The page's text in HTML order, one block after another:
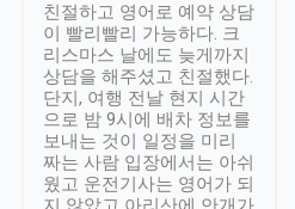
친절하고 영어로 예약 상담
이 빨리빨리 가능하다. 크
리스마스 날에도 늦게까지
상담을 해주셨고 친절했다.
단지, 여행 전날 현지 시간
으로 밤 9시에 배차 정보를
보내는 것이 일정을 미리
짜는 사람 입장에서는 아쉬
웠고 운전기사는 영어가 되